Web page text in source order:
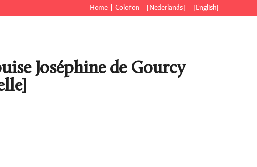
Home Colofon [Nederlands] [English]
Joséphine de Gourcy